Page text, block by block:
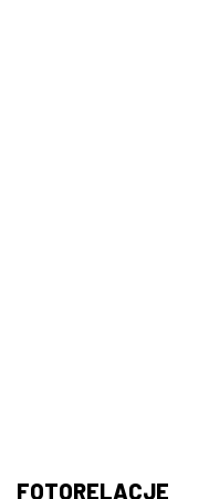
FOTORELACJE